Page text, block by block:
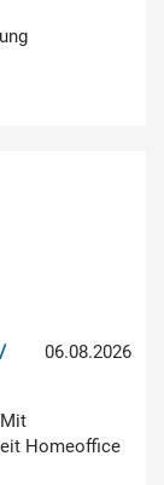
06.08.2026
Homeoffice